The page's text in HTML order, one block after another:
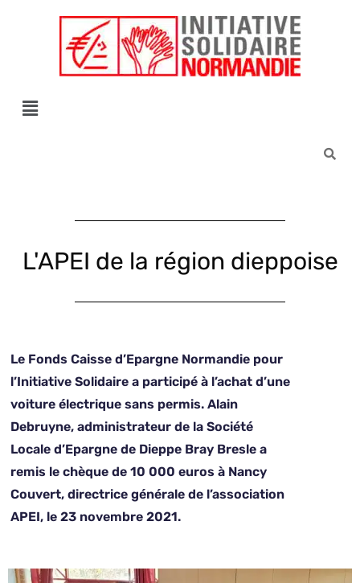
L'APEI de la région dieppoise
Le Fonds Caisse d’Epargne Normandie pour
l’Initiative Solidaire a participé à l’achat d’une
voiture électrique sans permis. Alain
Debruyne, administrateur de la Société
Locale d’Epargne de Dieppe Bray Bresle a
remis le chèque de 10 000 euros à Nancy
Couvert, directrice générale de l’association
APEI, le 23 novembre 2021.